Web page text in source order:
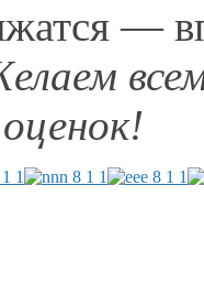
—
оценок!